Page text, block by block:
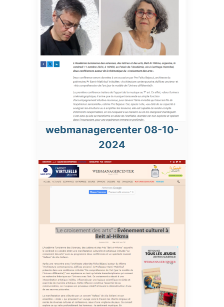
webmanagercenter 08-10-
2024